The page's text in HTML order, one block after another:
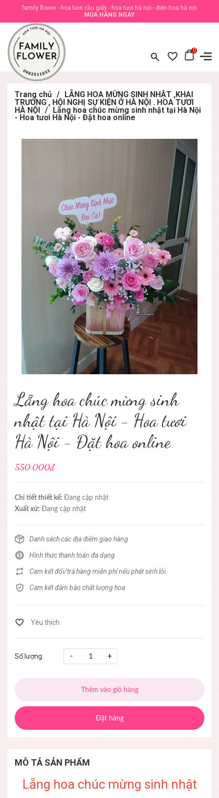
family flower - hoa tươi cầu giấy - hoa tươi hà nội - điện hoa hà nội
MUA HÀNG NGAY
0
Trang chủ / LẴNG HOA MỪNG SINH NHẬT ,KHAI
TRƯƠNG , HỘI NGHỊ SỰ KIỆN Ở HÀ NỘI . HOA TƯƠI
HÀ NỘI / Lẵng hoa chúc mừng sinh nhật tại Hà Nội
- Hoa tươi Hà Nội - Đặt hoa online
Lẵng hoa chúc mừng sinh
nhật tại Hà Nội - Hoa tươi
Hà Nội - Đặt hoa online
550.000₫
Chi tiết thiết kế: Đang cập nhật
Xuất xứ: Đang cập nhật
Danh sách các địa điểm giao hàng
Hình thức thanh toán đa dạng
Cam kết đổi/trả hàng miễn phí nếu phát sinh lỗi
Cam kết đảm bảo chất lượng hoa
Số lượng: - +
Thêm vào giỏ hàng
Đặt hàng
MÔ TẢ SẢN PHẨM
Lẵng hoa chúc mừng sinh nhật